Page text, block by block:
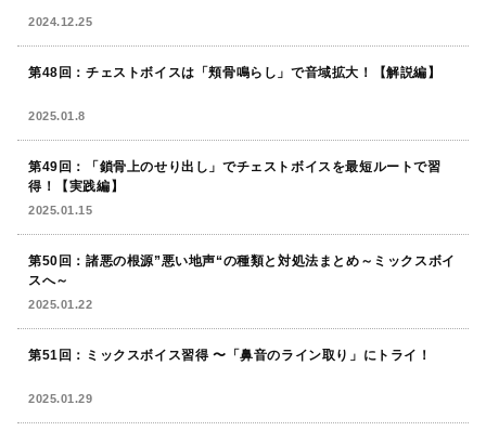
2024.12.25
第48回：チェストボイスは「頬骨鳴らし」で音域拡大！【解説編】
2025.01.8
第49回：「鎖骨上のせり出し」でチェストボイスを最短ルートで習
得！【実践編】
2025.01.15
第50回：諸悪の根源”悪い地声“の種類と対処法まとめ～ミックスボイ
スへ～
2025.01.22
第51回：ミックスボイス習得 〜「鼻音のライン取り」にトライ！
2025.01.29